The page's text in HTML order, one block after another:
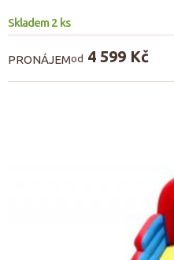
Skladem 2 ks
PRONÁJEMod 4 599 Kč